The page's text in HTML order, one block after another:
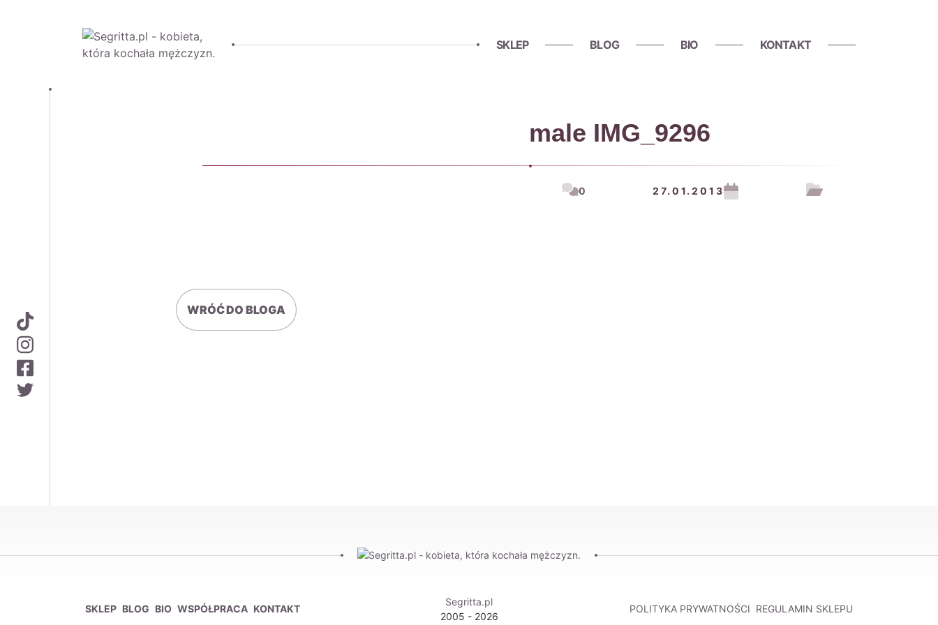
SKLEP BLOG BIO KONTAKT
male IMG_9296
0 27.01.2013
WRÓĆ DO BLOGA
SKLEP BLOG BIO WSPÓŁPRACA KONTAKT
Segritta.pl
2005 - 2026
POLITYKA PRYWATNOŚCI REGULAMIN SKLEPU